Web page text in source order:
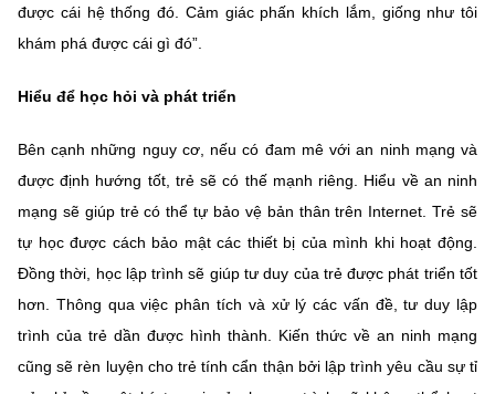
được cái hệ thống đó. Cảm giác phấn khích lắm, giống như tôi
khám phá được cái gì đó”.
Hiểu để học hỏi và phát triển
Bên cạnh những nguy cơ, nếu có đam mê với an ninh mạng và
được định hướng tốt, trẻ sẽ có thế mạnh riêng. Hiểu về an ninh
mạng sẽ giúp trẻ có thể tự bảo vệ bản thân trên Internet. Trẻ sẽ
tự học được cách bảo mật các thiết bị của mình khi hoạt động.
Đồng thời, học lập trình sẽ giúp tư duy của trẻ được phát triển tốt
hơn. Thông qua việc phân tích và xử lý các vấn đề, tư duy lập
trình của trẻ dần được hình thành. Kiến thức về an ninh mạng
cũng sẽ rèn luyện cho trẻ tính cẩn thận bởi lập trình yêu cầu sự tỉ